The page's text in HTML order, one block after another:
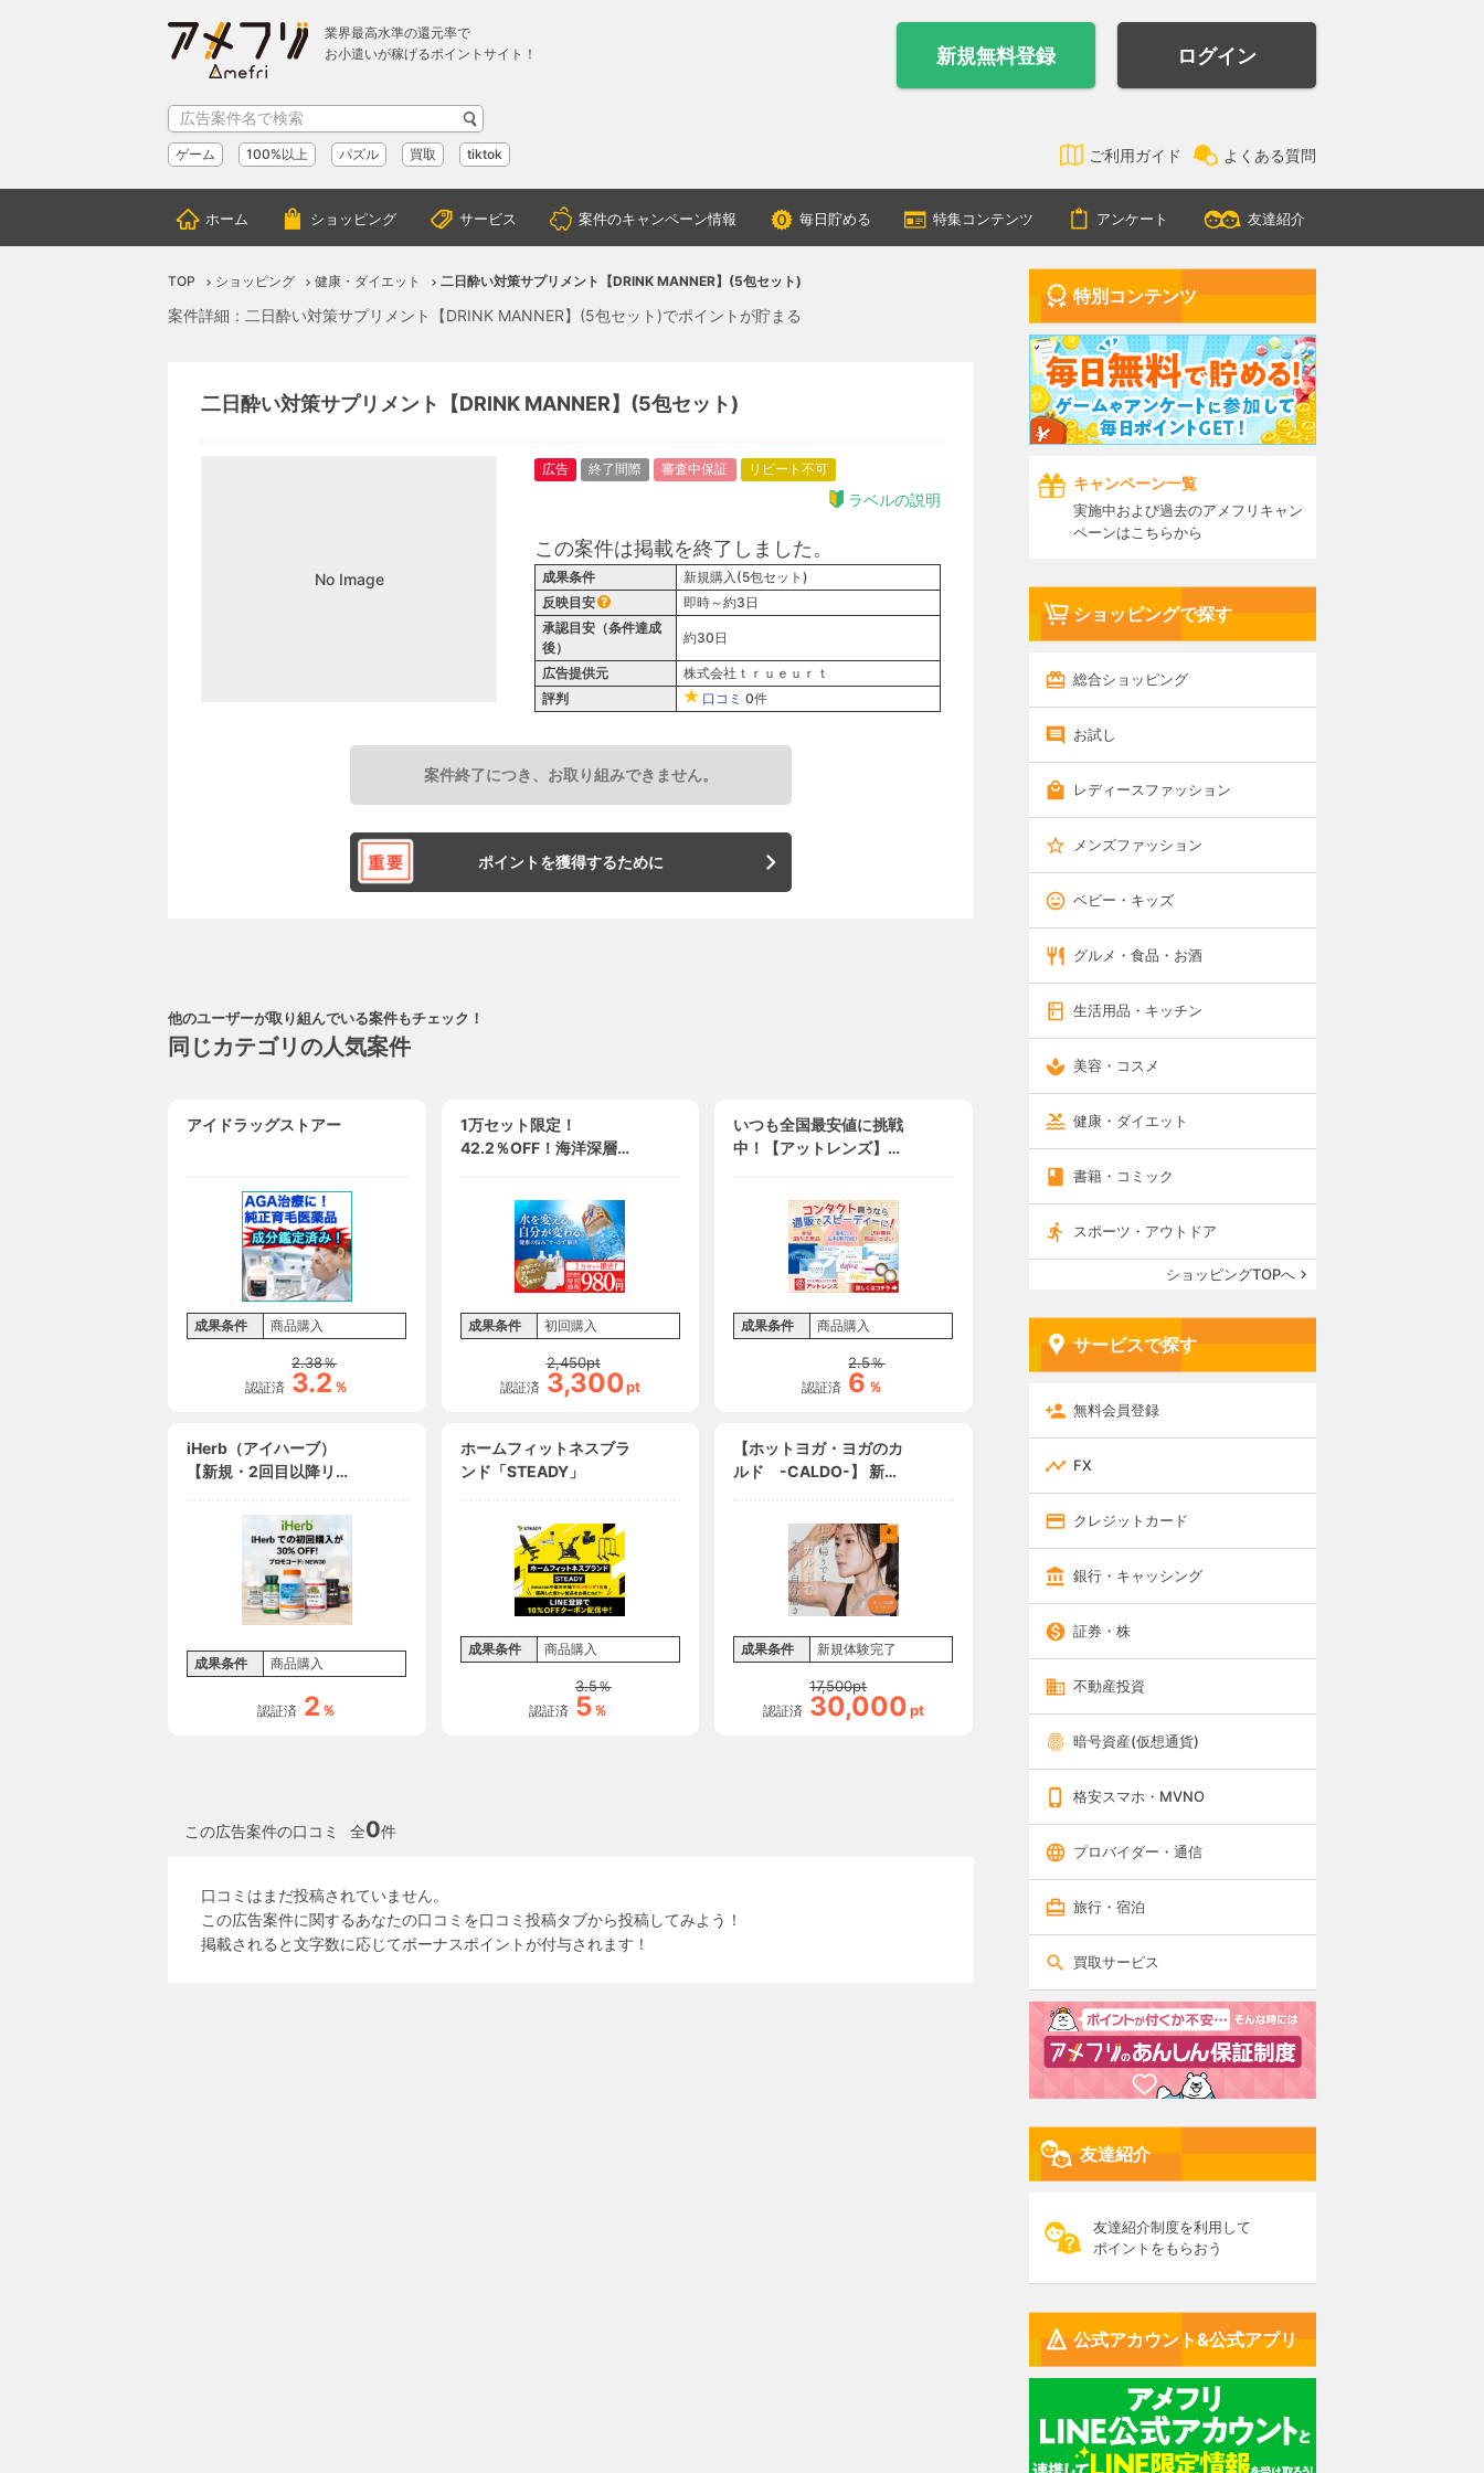
業界最高水準の還元率で
お小遣いが稼げるポイントサイト！
新規無料登録 ログイン
ゲーム 100%以上 パズル 買取 tiktok ご利用ガイド よくある質問
ホーム ショッピング サービス 案件のキャンペーン情報 毎日貯める 特集コンテンツ アンケート 友達紹介
TOP ショッピング 健康・ダイエット 二日酔い対策サプリメント【DRINK MANNER】(5包セット)
案件詳細：二日酔い対策サプリメント【DRINK MANNER】(5包セット)でポイントが貯まる
二日酔い対策サプリメント【DRINK MANNER】(5包セット)
No Image
広告 終了間際 審査中保証 リピート不可
ラベルの説明
この案件は掲載を終了しました。
成果条件
新規購入(5包セット)
反映目安
即時～約3日
承認目安（条件達成
後）
約30日
広告提供元
株式会社ｔｒｕｅｕｒｔ
評判
口コミ 0件
案件終了につき、お取り組みできません。
ポイントを獲得するために
他のユーザーが取り組んでいる案件もチェック！
同じカテゴリの人気案件
アイドラッグストアー
成果条件 商品購入
認証済
2.38％
3.2 ％
1万セット限定！
42.2％OFF！海洋深層水
成果条件 初回購入
認証済
2,450pt
3,300pt
いつも全国最安値に挑戦
中！【アットレンズ】激
成果条件 商品購入
認証済
2.5％
6 ％
iHerb（アイハーブ）
【新規・2回目以降リピ
成果条件 商品購入
認証済 2 ％
ホームフィットネスブラ
ンド「STEADY」
成果条件 商品購入
認証済
3.5％
5％
【ホットヨガ・ヨガのカ
ルド -CALDO-】 新規
成果条件 新規体験完了
認証済
17,500pt
30,000pt
この広告案件の口コミ 全0件
口コミはまだ投稿されていません。
この広告案件に関するあなたの口コミを口コミ投稿タブから投稿してみよう！
掲載されると文字数に応じてボーナスポイントが付与されます！
特別コンテンツ
キャンペーン一覧
実施中および過去のアメフリキャン
ペーンはこちらから
ショッピングで探す
総合ショッピング
お試し
レディースファッション
メンズファッション
ベビー・キッズ
グルメ・食品・お酒
生活用品・キッチン
美容・コスメ
健康・ダイエット
書籍・コミック
スポーツ・アウトドア
ショッピングTOPへ
サービスで探す
無料会員登録
FX
クレジットカード
銀行・キャッシング
証券・株
不動産投資
暗号資産(仮想通貨)
格安スマホ・MVNO
プロバイダー・通信
旅行・宿泊
買取サービス
友達紹介
友達紹介制度を利用して
ポイントをもらおう
公式アカウント&公式アプリ